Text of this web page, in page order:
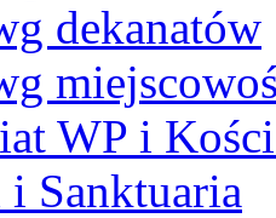
dekanatów
WP i
Sanktuaria